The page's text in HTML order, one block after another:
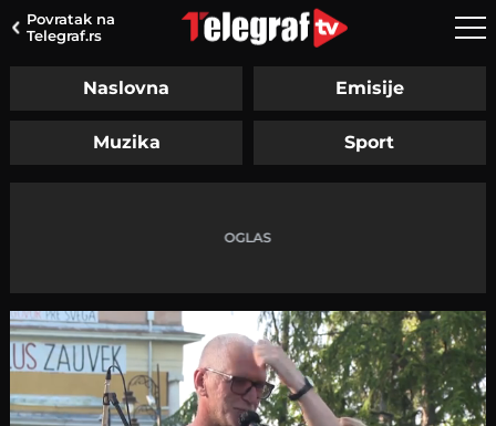
Povratak na
Telegraf.rs
Naslovna Emisije
Muzika Sport